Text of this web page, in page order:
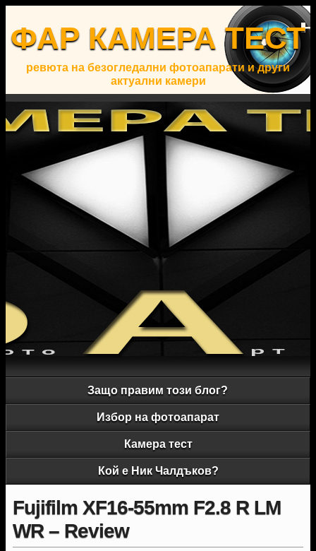
ФАР КАМЕРА ТЕСТ
ревюта на безогледални фотоапарати и други
актуални камери
Защо правим този блог?
Избор на фотоапарат
Камера тест
Кой е Ник Чалдъков?
Fujifilm XF16-55mm F2.8 R LM
WR – Review